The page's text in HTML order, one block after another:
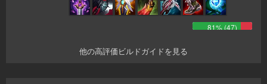
81% (47)
他の高評価ビルドガイドを見る